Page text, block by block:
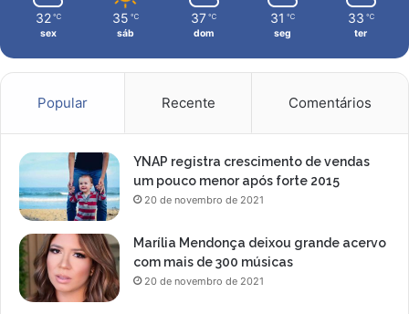
e
u
d
a
n
e
x
32 ℃
sex
35 ℃
sáb
37 ℃
dom
31 ℃
seg
33 ℃
ter
Popular Recente Comentários
YNAP registra crescimento de vendas
um pouco menor após forte 2015
20 de novembro de 2021
Marília Mendonça deixou grande acervo
com mais de 300 músicas
20 de novembro de 2021